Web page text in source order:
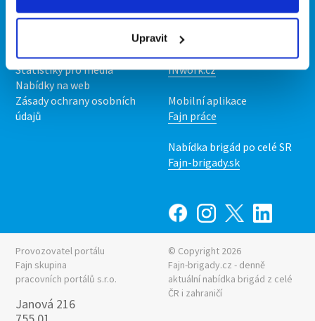
Upravit
Kontakt
O nás
Upravit předvolby cookies
Statistiky pro média
Nabídky na web
Zásady ochrany osobních
údajů
Fajn brigády
Nabídka práce z celé ČR
INwork.cz
Mobilní aplikace
Fajn práce
Nabídka brigád po celé SR
Fajn-brigady.sk
Provozovatel portálu
Fajn skupina
pracovních portálů s.r.o.
Janová 216
© Copyright 2026
Fajn-brigady.cz - denně
aktuální nabídka brigád z celé
ČR i zahraničí